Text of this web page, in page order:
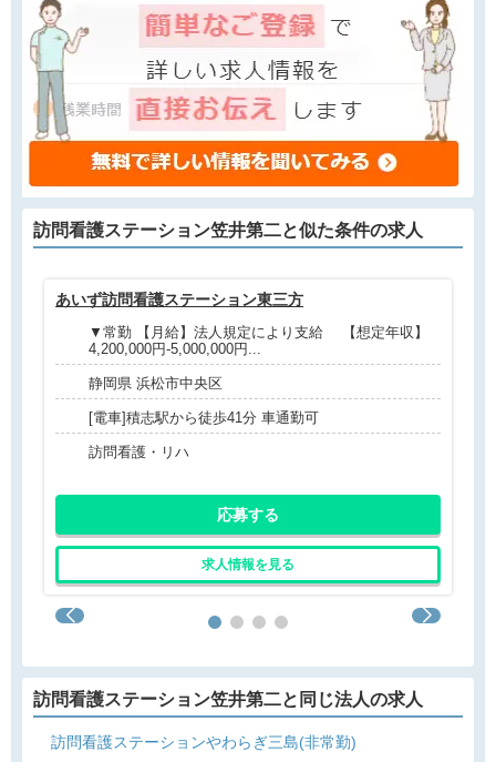
訪問看護ステーション笠井第二と似た条件の求人
あいず訪問看護ステーション東三方
▼常勤 【月給】法人規定により支給 【想定年収】
4,200,000円-5,000,000円...
静岡県 浜松市中央区
[電車]積志駅から徒歩41分 車通勤可
訪問看護・リハ
応募する
求人情報を見る
訪問看護ステーション笠井第二と同じ法人の求人
訪問看護ステーションやわらぎ三島(非常勤)